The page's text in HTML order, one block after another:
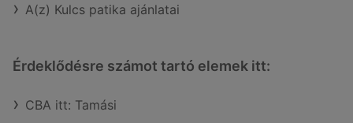
A(z) Kulcs patika ajánlatai
Érdeklődésre számot tartó elemek itt:
CBA itt: Tamási